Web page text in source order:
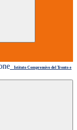
Istituto Comprensivo del Tronto e